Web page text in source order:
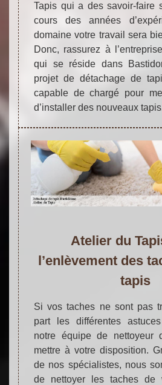
Tapis qui a des savoir-faire
cours des années
domaine votre travail sera
Donc, rassurez à
qui se réside dans
projet de détachage de
capable de chargé pour
d’installer des nouveaux
Atelier du
l’enlèvement des
tapis
Si vos taches ne sont pas
part les différentes
notre équipe de nettoyeur
mettre à votre disposition.
de nos spécialistes, nous
de nettoyer les taches de